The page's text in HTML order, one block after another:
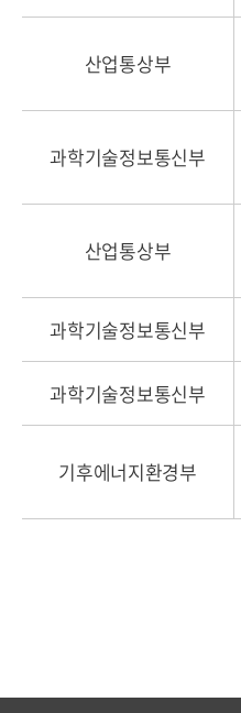
산업통상부
과학기술정보통신부
산업통상부
과학기술정보통신부
과학기술정보통신부
기후에너지환경부